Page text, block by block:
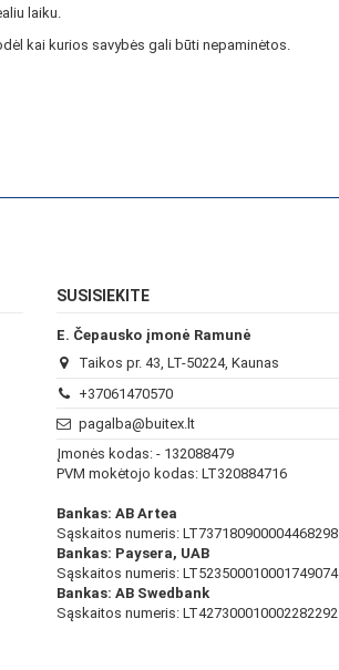
laiku.
kai kurios savybės gali būti nepaminėtos.
SUSISIEKITE
E. Čepausko įmonė Ramunė
Taikos pr. 43, LT-50224, Kaunas
+37061470570
pagalba@buitex.lt
Įmonės kodas: - 132088479
PVM mokėtojo kodas: LT320884716
Bankas: AB Artea
Sąskaitos numeris: LT737180900004468298
Bankas: Paysera, UAB
Sąskaitos numeris: LT523500010001749074
Bankas: AB Swedbank
Sąskaitos numeris: LT427300010002282292